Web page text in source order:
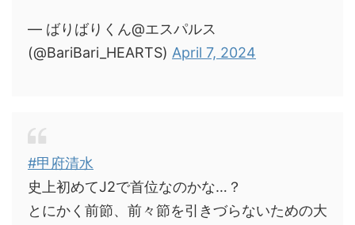
— ばりばりくん@エスパルス
(@BariBari_HEARTS) April 7, 2024
#甲府清水
史上初めてJ2で首位なのかな…？
とにかく前節、前々節を引きづらないための大